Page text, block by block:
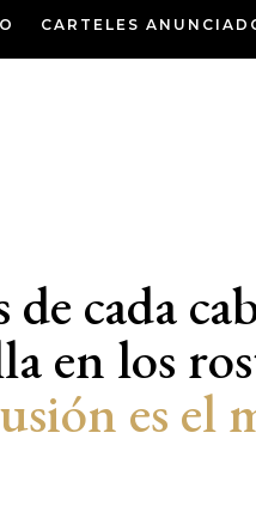
CARTELES
cada
en los
es el